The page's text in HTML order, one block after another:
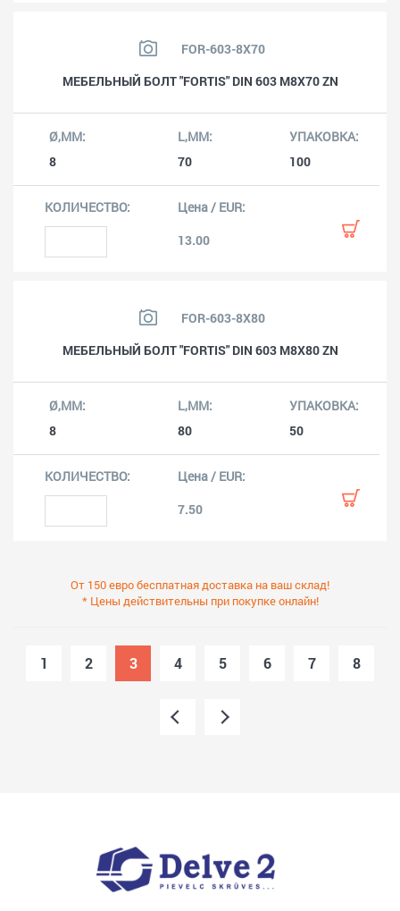
FOR-603-8X70
МЕБЕЛЬНЫЙ БОЛТ "FORTIS" DIN 603 M8X70 ZN
8 70 100
13.00
FOR-603-8X80
МЕБЕЛЬНЫЙ БОЛТ "FORTIS" DIN 603 M8X80 ZN
8 80 50
7.50
От 150 евро бесплатная доставка на ваш склад!
* Цены действительны при покупке онлайн!
1 2 3 4 5 6 7 8